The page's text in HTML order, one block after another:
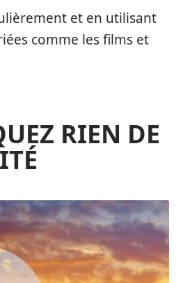
et en utilisant
comme les films et
RIEN DE